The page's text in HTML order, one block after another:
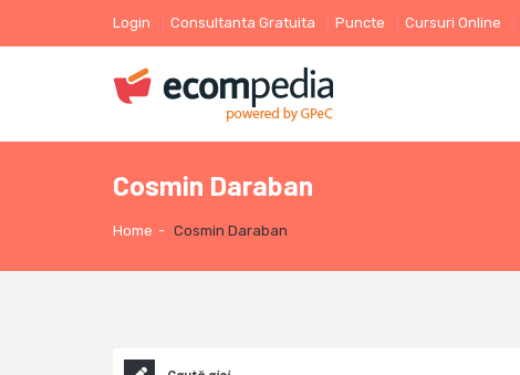
Login Consultanta Gratuita Puncte Cursuri Online
Cosmin Daraban
Home - Cosmin Daraban